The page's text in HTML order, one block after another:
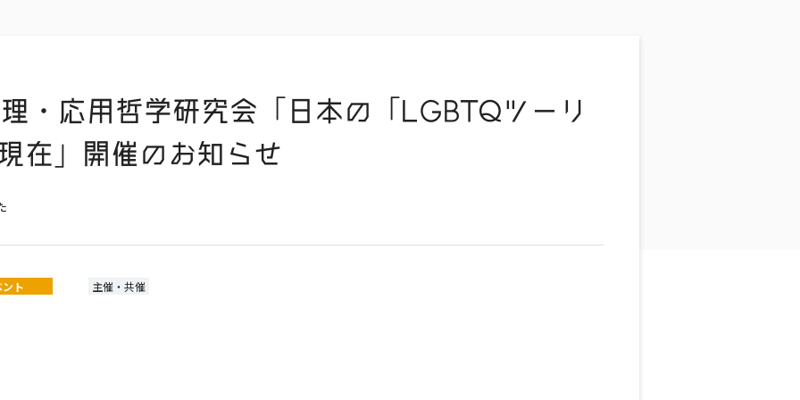
・応用哲学研究会「日本の「LGBTQツーリ
在」開催のお知らせ
ト 主催・共催